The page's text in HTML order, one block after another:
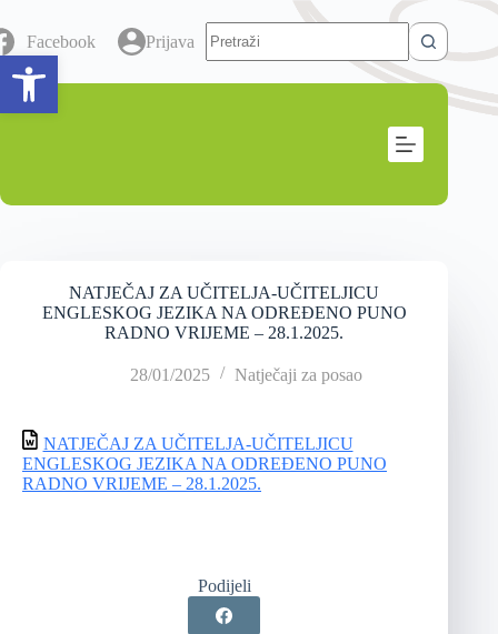
Open toolbar
Facebook Prijava
NATJEČAJ ZA UČITELJA-UČITELJICU
ENGLESKOG JEZIKA NA ODREĐENO PUNO
RADNO VRIJEME – 28.1.2025.
28/01/2025 Natječaji za posao
NATJEČAJ ZA UČITELJA-UČITELJICU
ENGLESKOG JEZIKA NA ODREĐENO PUNO
RADNO VRIJEME – 28.1.2025.
Podijeli